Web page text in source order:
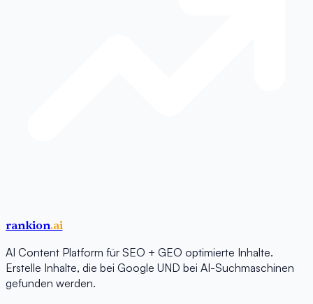
rankion.ai
AI Content Platform für SEO + GEO optimierte Inhalte.
Erstelle Inhalte, die bei Google UND bei AI-Suchmaschinen
gefunden werden.